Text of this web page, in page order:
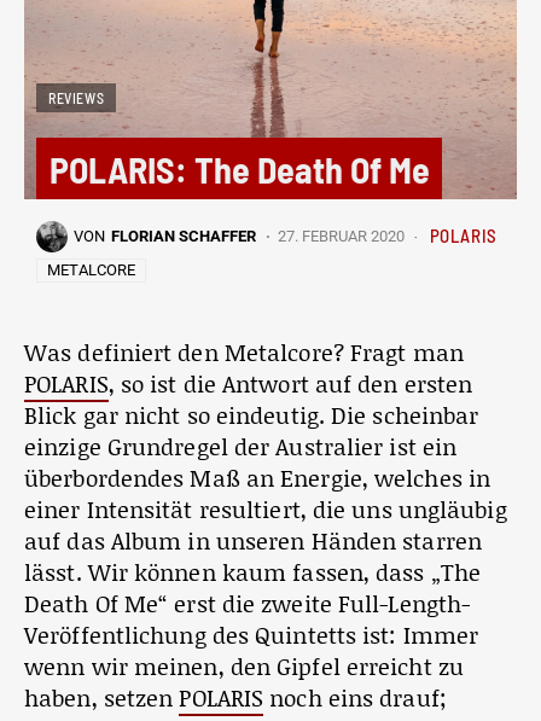
REVIEWS
POLARIS: The Death Of Me
VON FLORIAN SCHAFFER 27. FEBRUAR 2020 POLARIS
METALCORE
Was definiert den Metalcore? Fragt man
POLARIS, so ist die Antwort auf den ersten
Blick gar nicht so eindeutig. Die scheinbar
einzige Grundregel der Australier ist ein
überbordendes Maß an Energie, welches in
einer Intensität resultiert, die uns ungläubig
auf das Album in unseren Händen starren
lässt. Wir können kaum fassen, dass „The
Death Of Me“ erst die zweite Full-Length-
Veröffentlichung des Quintetts ist: Immer
wenn wir meinen, den Gipfel erreicht zu
haben, setzenPOLARIS noch eins drauf;